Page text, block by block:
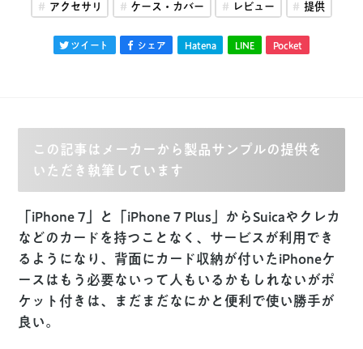
アクセサリ ケース・カバー レビュー 提供
ツイート シェア Hatena LINE Pocket
この記事はメーカーから製品サンプルの提供を
いただき執筆しています
「iPhone 7」と「iPhone 7 Plus」からSuicaやクレカ
などのカードを持つことなく、サービスが利用でき
るようになり、背面にカード収納が付いたiPhoneケ
ースはもう必要ないって人もいるかもしれないがポ
ケット付きは、まだまだなにかと便利で使い勝手が
良い。